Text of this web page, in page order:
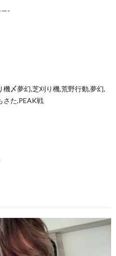
〆夢幻,芝刈り機,荒野行動,夢幻,
さた,PEAK戦